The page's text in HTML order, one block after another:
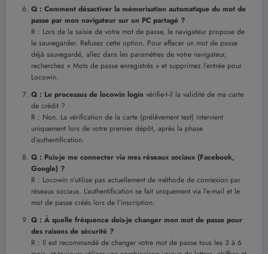
Q : Comment désactiver la mémorisation automatique du mot de
passe par mon navigateur sur un PC partagé ?
R : Lors de la saisie de votre mot de passe, le navigateur propose de
le sauvegarder. Refusez cette option. Pour effacer un mot de passe
déjà sauvegardé, allez dans les paramètres de votre navigateur,
recherchez « Mots de passe enregistrés » et supprimez l’entrée pour
Locowin.
Q : Le processus de locowin login vérifie-t-il la validité de ma carte
de crédit ?
R : Non. La vérification de la carte (prélèvement test) intervient
uniquement lors de votre premier dépôt, après la phase
d’authentification.
Q : Puis-je me connecter via mes réseaux sociaux (Facebook,
Google) ?
R : Locowin n’utilise pas actuellement de méthode de connexion par
réseaux sociaux. L’authentification se fait uniquement via l’e-mail et le
mot de passe créés lors de l’inscription.
Q : À quelle fréquence dois-je changer mon mot de passe pour
des raisons de sécurité ?
R : Il est recommandé de changer votre mot de passe tous les 3 à 6